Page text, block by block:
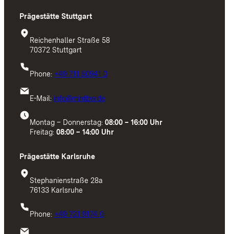
Prägestätte Stuttgart
Reichenhaller Straße 58
70372 Stuttgart
Phone: +49 711 50941 0
E-Mail: info@mintbw.de
Montag – Donnerstag: 08:00 – 16:00 Uhr
Freitag: 08:00 – 14:00 Uhr
Prägestätte Karlsruhe
Stephanienstraße 28a
76133 Karlsruhe
Phone: +49 721 9174 0